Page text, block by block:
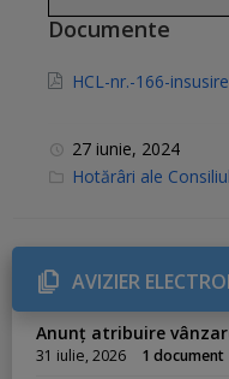
Documente
HCL-nr.-166-
27 iunie, 2024
C
r
i
e
s
Hotărâri ale
AVIZIER
Anunț atribuire
31 iulie, 2026 1 document